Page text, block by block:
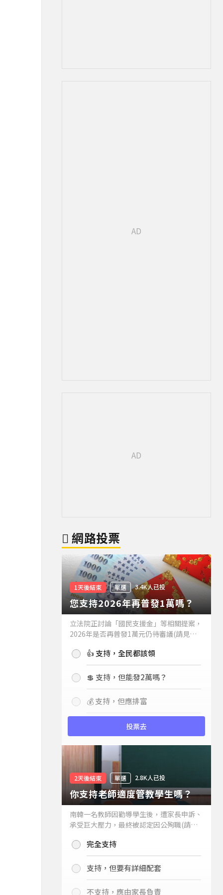
網路投票
1天後結束 單選 3.4K人已投
您支持2026年再普發1萬嗎？
立法院正討論「國民支援金」等相關提案，
2026年是否再普發1萬元仍待審議(請見下
持嗎？👍 支持，全民都該領
💲 支持，但能發2萬嗎？
💰 支持，但應排富
投票去
2天後結束 單選 2.8K人已投
你支持老師適度管教學生嗎？
南韓一名教師因勸導學生後，遭家長申訴、
承受巨大壓力，最終被認定因公殉職(請見
你支持老師適度管教學生嗎？
完全支持
支持，但要有詳細配套
不支持，應由家長負責